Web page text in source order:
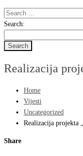
Search
for:
Search
Search:
Realizacija
Home
Vijesti
Uncategorized
Realizacija projekta
Share